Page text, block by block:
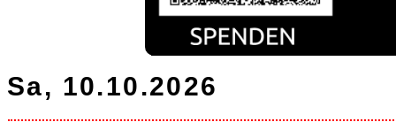
Sa, 10.10.2026